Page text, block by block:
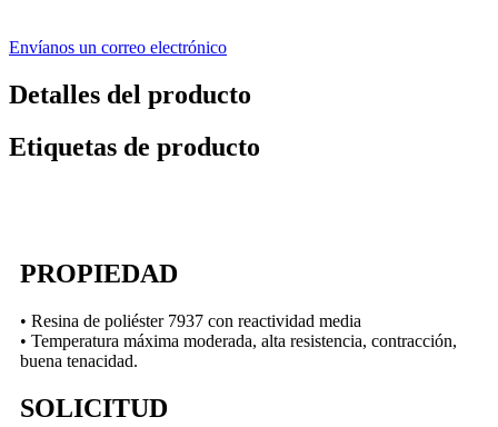
Envíanos un correo electrónico
Detalles del producto
Etiquetas de producto
PROPIEDAD
• Resina de poliéster 7937 con reactividad media
• Temperatura máxima moderada, alta resistencia, contracción,
buena tenacidad.
SOLICITUD